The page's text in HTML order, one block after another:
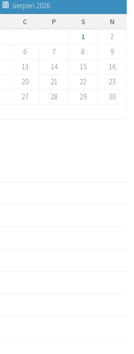
sierpień 2026
C P S
N
1
2
6 7 8
9
13 14 15
16
20 21 22
23
27 28 29
30